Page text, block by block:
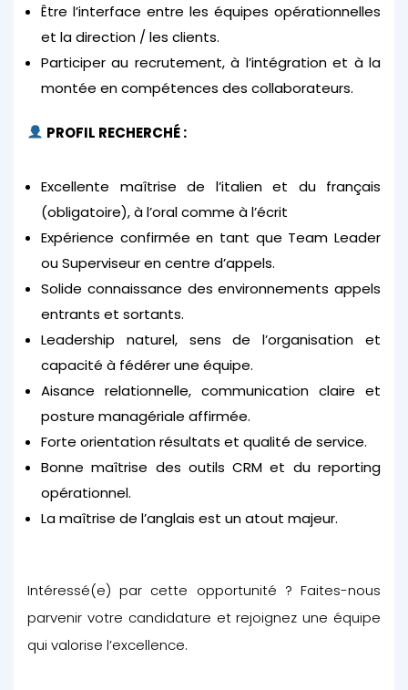
Être l’interface entre les équipes opérationnelles
et la direction / les clients.
Participer au recrutement, à l’intégration et à la
montée en compétences des collaborateurs.
PROFIL RECHERCHÉ :
Excellente maîtrise de l’italien et du français
(obligatoire), à l’oral comme à l’écrit
Expérience confirmée en tant que Team Leader
ou Superviseur en centre d’appels.
Solide connaissance des environnements appels
entrants et sortants.
Leadership naturel, sens de l’organisation et
capacité à fédérer une équipe.
Aisance relationnelle, communication claire et
posture managériale affirmée.
Forte orientation résultats et qualité de service.
Bonne maîtrise des outils CRM et du reporting
opérationnel.
La maîtrise de l’anglais est un atout majeur.
Intéressé(e) par cette opportunité ? Faites-nous
parvenir votre candidature et rejoignez une équipe
qui valorise l’excellence.